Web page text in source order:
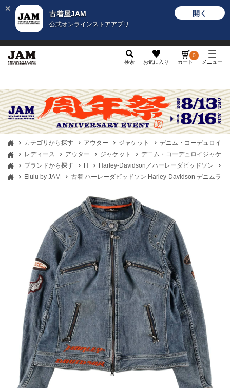
古着屋JAM
公式オンラインストアアプリ
開く
検索 お気に入り カート
0
メニュー
カテゴリから探す アウター ジャケット
デニム・コーデュロイジ
レディース
アウター ジャケット
デニム・コーデュロイジャケッ
ブランドから探す
H Harley-Davidson／ハーレーダビッドソン
Elulu by JAM
古着 ハーレーダビッドソン Harley-Davidson デニムラ